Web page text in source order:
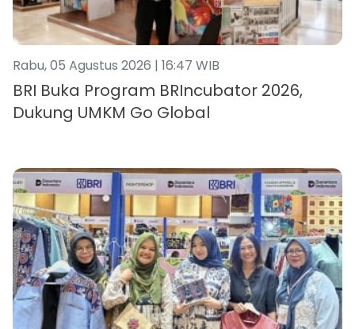
Rabu, 05 Agustus 2026 | 16:47 WIB
BRI Buka Program BRIncubator 2026,
Dukung UMKM Go Global